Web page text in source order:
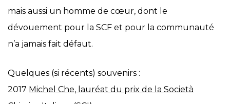
mais aussi un homme de cœur, dont le
dévouement pour la SCF et pour la communauté
n’a jamais fait défaut.
Quelques (si récents) souvenirs :
2017 Michel Che, lauréat du prix de la Società